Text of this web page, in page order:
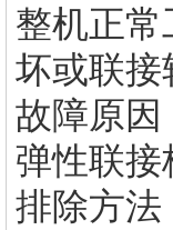
整机正
坏或联接
故障原因
弹性联接
排除方法